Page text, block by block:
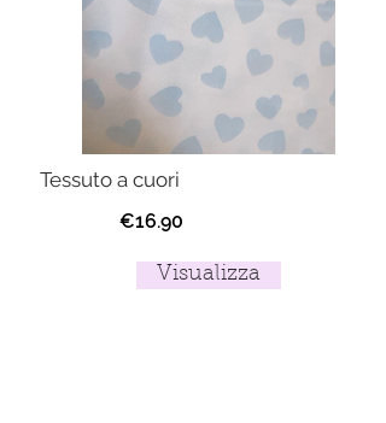
Tessuto a cuori
€16.90
Visualizza